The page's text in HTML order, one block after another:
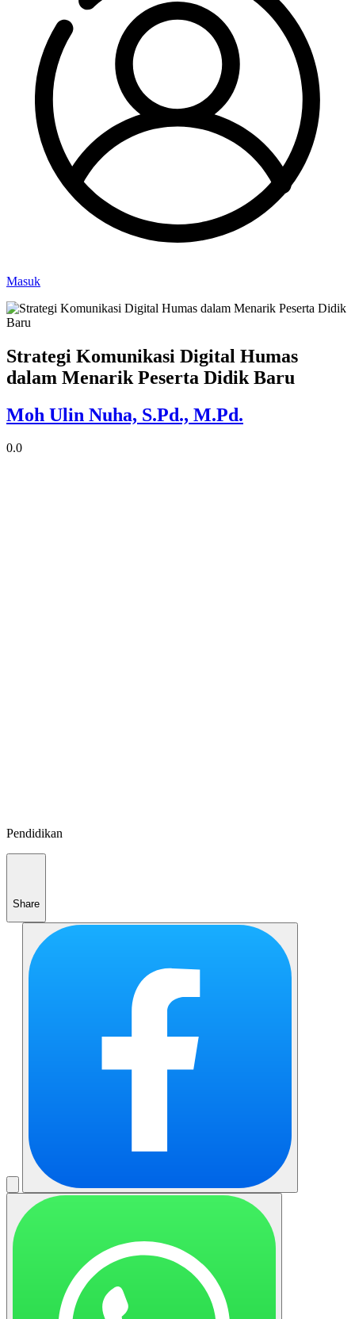
Masuk
Strategi Komunikasi Digital Humas
dalam Menarik Peserta Didik Baru
Moh Ulin Nuha, S.Pd., M.Pd.
0.0
Pendidikan
Share